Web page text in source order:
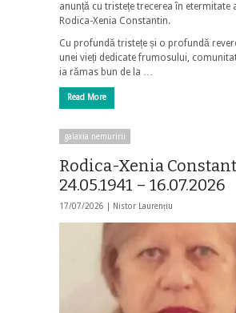
anunță cu tristețe trecerea în etermitate
Rodica-Xenia Constantin.
Cu profundă tristețe și o profundă
unei vieți dedicate frumosului,
ia rămas bun de la …
Read More
galaxia nemuririi
Rodica-Xenia
24.05.1941 – 16.07.2026
17/07/2026 | Nistor Laurențiu